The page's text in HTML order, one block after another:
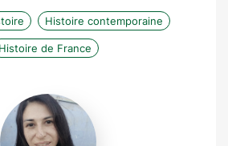
Histoire contemporaine
Histoire de France
Laura-
Maï
Gaveriaux